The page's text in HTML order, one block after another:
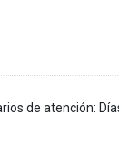
de atención: